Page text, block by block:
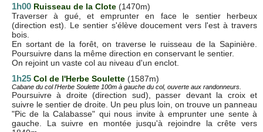
1h00 Ruisseau de la Clote (1470m)
Traverser à gué, et emprunter en face le sentier herbeux
(direction est). Le sentier s'élève doucement vers l'est à travers
bois.
En sortant de la forêt, on traverse le ruisseau de la Sapinière.
Poursuivre dans la même direction en conservant le sentier.
On rejoint un vaste col au niveau d'un enclot.
1h25 Col de l'Herbe Soulette (1587m)
Cabane du col l'Herbe Soulette 100m à gauche du col, ouverte aux randonneurs.
Poursuivre à droite (direction sud), passer devant la croix et
suivre le sentier de droite. Un peu plus loin, on trouve un panneau
"Pic de la Calabasse" qui nous invite à emprunter une sente à
gauche. La suivre en montée jusqu'à rejoindre la crête vers